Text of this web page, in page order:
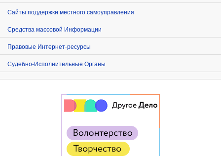
Сайты поддержки местного самоуправления
Средства массовой Информации
Правовые Интернет-ресурсы
Судебно-Исполнительные Органы